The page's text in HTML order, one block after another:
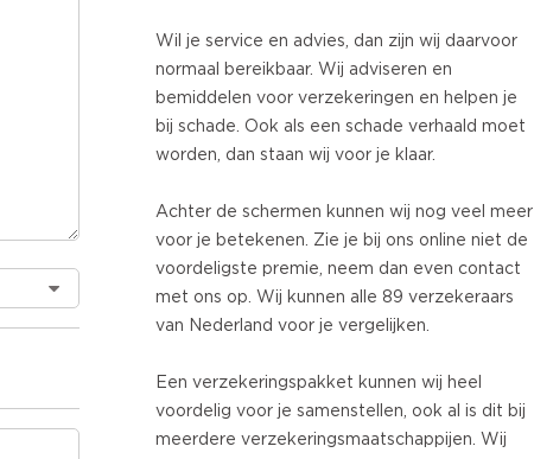
Wil je service en advies, dan zijn wij daarvoor
normaal bereikbaar. Wij adviseren en
bemiddelen voor verzekeringen en helpen je
bij schade. Ook als een schade verhaald moet
worden, dan staan wij voor je klaar.
Achter de schermen kunnen wij nog veel meer
voor je betekenen. Zie je bij ons online niet de
voordeligste premie, neem dan even contact
met ons op. Wij kunnen alle 89 verzekeraars
van Nederland voor je vergelijken.
Een verzekeringspakket kunnen wij heel
voordelig voor je samenstellen, ook al is dit bij
meerdere verzekeringsmaatschappijen. Wij